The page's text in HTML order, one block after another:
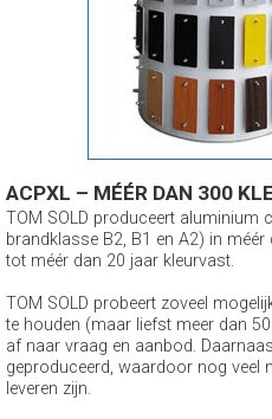
ACPXL – MÉÉR DAN 300
TOM SOLD produceert aluminium
brandklasse B2, B1 en A2) in
tot méér dan 20 jaar kleurvast.
TOM SOLD probeert zoveel
te houden (maar liefst meer dan
af naar vraag en aanbod.
geproduceerd, waardoor nog veel
leveren zijn.